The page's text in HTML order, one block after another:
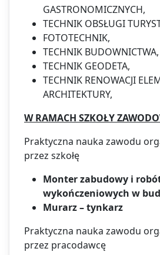
GASTRONOMICZNYCH,
TECHNIK OBSŁUGI
FOTOTECHNIK,
TECHNIK BUDOWNICTWA,
TECHNIK GEODETA,
TECHNIK RENOWACJI
ARCHITEKTURY,
W RAMACH SZKOŁY
Praktyczna nauka zawodu
przez szkołę
Monter zabudowy i
wykończeniowych w
Murarz – tynkarz
Praktyczna nauka zawodu
przez pracodawcę